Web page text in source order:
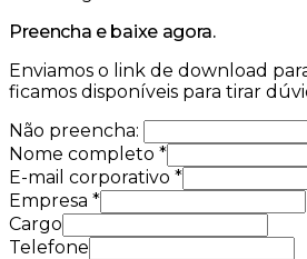
Preencha e baixe agora.
Enviamos o link de download
ficamos disponíveis para tirar
Não preencha:
Nome completo *
E-mail corporativo *
Empresa *
Cargo
Telefone